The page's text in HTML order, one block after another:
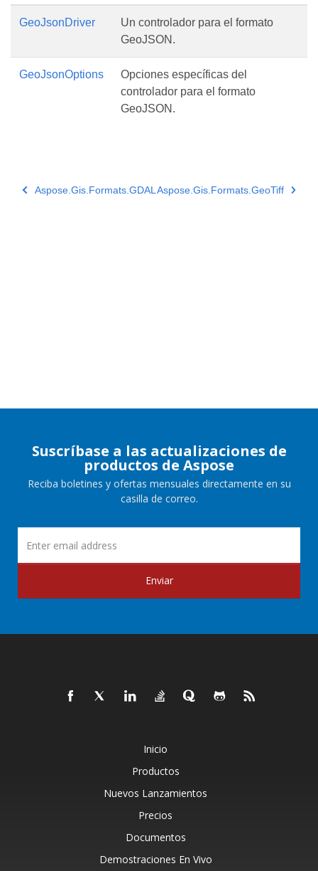
GeoJsonDriver
Un controlador para el formato
GeoJSON.
GeoJsonOptions
Opciones específicas del
controlador para el formato
GeoJSON.
Aspose.Gis.Formats.GDAL Aspose.Gis.Formats.GeoTiff
Suscríbase a las actualizaciones de
productos de Aspose
Reciba boletines y ofertas mensuales directamente en su
casilla de correo.
Enviar
Inicio
Productos
Nuevos Lanzamientos
Precios
Documentos
Demostraciones En Vivo